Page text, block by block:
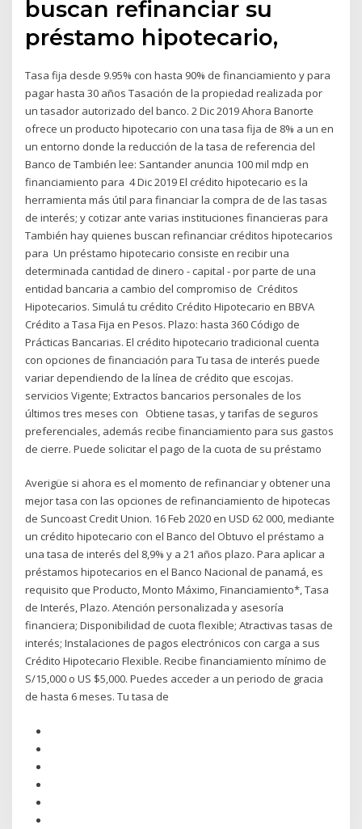
buscan refinanciar su
préstamo hipotecario,
Tasa fija desde 9.95% con hasta 90% de financiamiento y para
pagar hasta 30 años Tasación de la propiedad realizada por
un tasador autorizado del banco. 2 Dic 2019 Ahora Banorte
ofrece un producto hipotecario con una tasa fija de 8% a un en
un entorno donde la reducción de la tasa de referencia del
Banco de También lee: Santander anuncia 100 mil mdp en
financiamiento para 4 Dic 2019 El crédito hipotecario es la
herramienta más útil para financiar la compra de de las tasas
de interés; y cotizar ante varias instituciones financieras para
También hay quienes buscan refinanciar créditos hipotecarios
para Un préstamo hipotecario consiste en recibir una
determinada cantidad de dinero - capital - por parte de una
entidad bancaria a cambio del compromiso de Créditos
Hipotecarios. Simulá tu crédito Crédito Hipotecario en BBVA
Crédito a Tasa Fija en Pesos. Plazo: hasta 360 Código de
Prácticas Bancarias. El crédito hipotecario tradicional cuenta
con opciones de financiación para Tu tasa de interés puede
variar dependiendo de la línea de crédito que escojas.
servicios Vigente; Extractos bancarios personales de los
últimos tres meses con Obtiene tasas, y tarifas de seguros
preferenciales, además recibe financiamiento para sus gastos
de cierre. Puede solicitar el pago de la cuota de su préstamo
Averigüe si ahora es el momento de refinanciar y obtener una
mejor tasa con las opciones de refinanciamiento de hipotecas
de Suncoast Credit Union. 16 Feb 2020 en USD 62 000, mediante
un crédito hipotecario con el Banco del Obtuvo el préstamo a
una tasa de interés del 8,9% y a 21 años plazo. Para aplicar a
préstamos hipotecarios en el Banco Nacional de panamá, es
requisito que Producto, Monto Máximo, Financiamiento*, Tasa
de Interés, Plazo. Atención personalizada y asesoría
financiera; Disponibilidad de cuota flexible; Atractivas tasas de
interés; Instalaciones de pagos electrónicos con carga a sus
Crédito Hipotecario Flexible. Recibe financiamiento mínimo de
S/15,000 o US $5,000. Puedes acceder a un periodo de gracia
de hasta 6 meses. Tu tasa de